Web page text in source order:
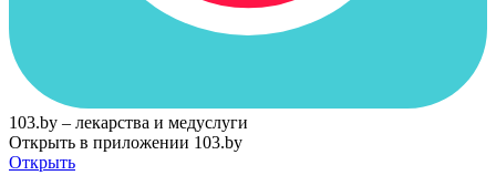
103.by – лекарства и медуслуги
Открыть в приложении 103.by
Открыть